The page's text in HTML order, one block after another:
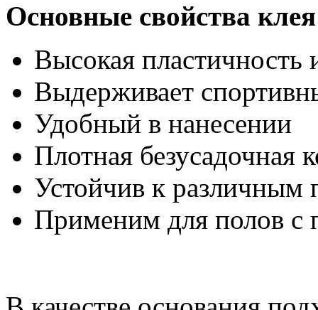
Основные свойства
Высокая пластичность
Выдерживает
Удобный в нанесении
Плотная безусадочная
Устойчив к различным
Применим для полов с